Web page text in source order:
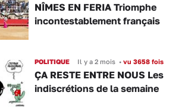
NÎMES EN FERIA Triomphe
incontestablement français
POLITIQUE Il y a 2 mois •vu 3658 fois
ÇA RESTE ENTRE NOUS Les
indiscrétions de la semaine